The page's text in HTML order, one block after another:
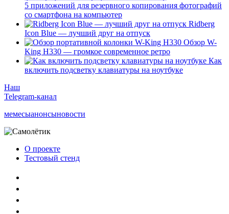
5 приложений для резервного копирования фотографий
со смартфона на компьютер
Ridberg
Icon Blue — лучший друг на отпуск
Обзор W-
King H330 — громкое современное ретро
Как
включить подсветку клавиатуры на ноутбуке
Наш
Telegram-канал
мемесыанонсыновости
О проекте
Тестовый стенд